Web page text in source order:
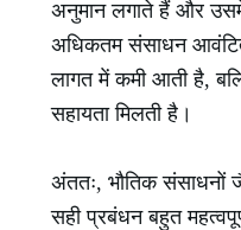
अनुमान लगाते हैं और
अधिकतम संसाधन
लागत में कमी आती है,
सहायता मिलती है।
अंततः, भौतिक संसाधनों
सही प्रबंधन बहुत